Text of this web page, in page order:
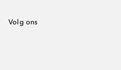
Volg ons